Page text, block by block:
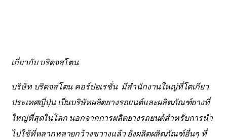
เกี่ยวกับ บริดจสโตน
บริษัท บริดจสโตน คอร์ปอเรชั่น มีสำนักงานใหญ่ที่โตเกียว
ประเทศญี่ปุ่น เป็นบริษัทผลิตยางรถยนต์และผลิตภัณฑ์ยางที่
ใหญ่ที่สุดในโลก นอกจากการผลิตยางรถยนต์สำหรับการนำ
ไปใช้ที่หลากหลายกว้างขวางแล้ว ยังผลิตผลิตภัณฑ์อื่นๆ ที่